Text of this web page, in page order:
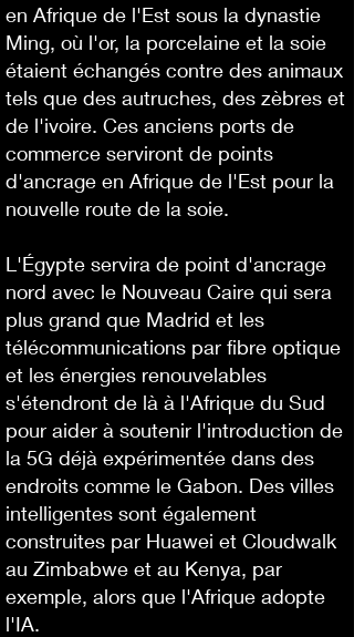
en Afrique de l'Est sous la dynastie
Ming, où l'or, la porcelaine et la soie
étaient échangés contre des animaux
tels que des autruches, des zèbres et
de l'ivoire. Ces anciens ports de
commerce serviront de points
d'ancrage en Afrique de l'Est pour la
nouvelle route de la soie.
L'Égypte servira de point d'ancrage
nord avec le Nouveau Caire qui sera
plus grand que Madrid et les
télécommunications par fibre optique
et les énergies renouvelables
s'étendront de là à l'Afrique du Sud
pour aider à soutenir l'introduction de
la 5G déjà expérimentée dans des
endroits comme le Gabon. Des villes
intelligentes sont également
construites par Huawei et Cloudwalk
au Zimbabwe et au Kenya, par
exemple, alors que l'Afrique adopte
l'IA.